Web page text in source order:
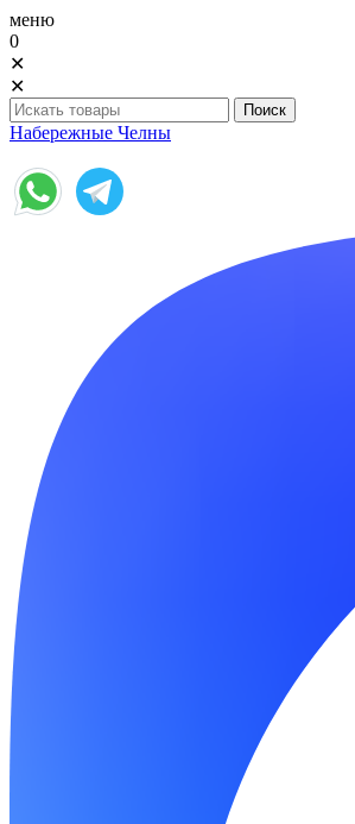
меню
0
✕
✕
Набережные Челны